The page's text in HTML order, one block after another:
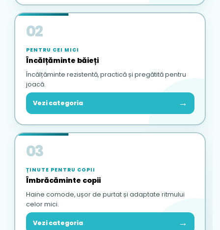
02
PENTRU CEI MICI
Încălțăminte băieți
Încălțăminte rezistentă, practică și pregătită pentru
joacă.
Vezi categoria →
03
ȚINUTE PENTRU COPII
Îmbrăcăminte copii
Haine comode, ușor de purtat și adaptate ritmului
celor mici.
Vezi categoria →